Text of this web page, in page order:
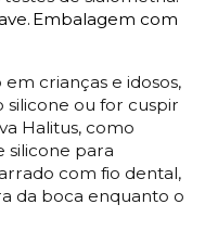
. Embalagem com
crianças e idosos,
silicone ou for cuspir
Halitus, como
silicone para
com fio dental,
da boca enquanto o